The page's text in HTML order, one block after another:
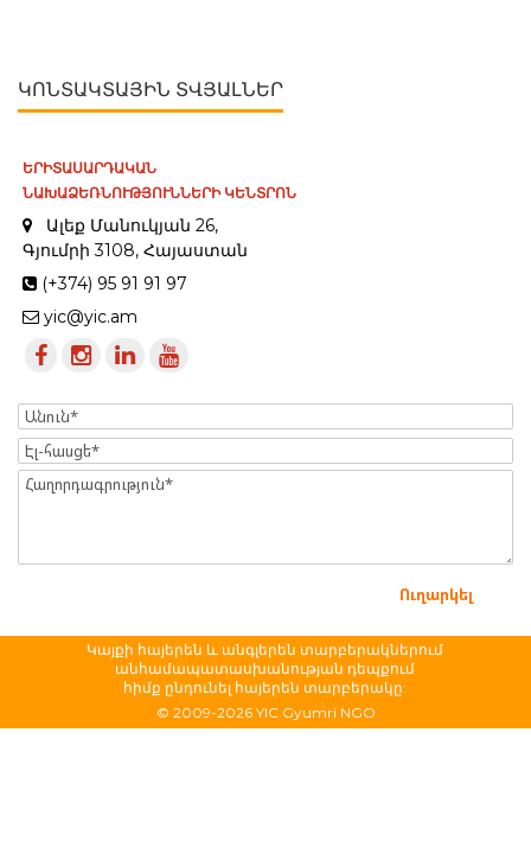
ԿՈՆՏԱԿՏԱՅԻՆ ՏՎՅԱԼՆԵՐ
ԵՐԻՏԱՍԱՐԴԱԿԱՆ
ՆԱԽԱՁԵՌՆՈՒԹՅՈՒՆՆԵՐԻ ԿԵՆՏՐՈՆ
Ալեք Մանուկյան 26,
Գյումրի 3108, Հայաստան
(+374) 95 91 91 97
yic@yic.am
Name
Էլ-
հասցե
Message
Կայքի հայերեն և անգլերեն տարբերակներում
անհամապատասխանության դեպքում
հիմք ընդունել հայերեն տարբերակը:
© 2009-2026 YIC Gyumri NGO